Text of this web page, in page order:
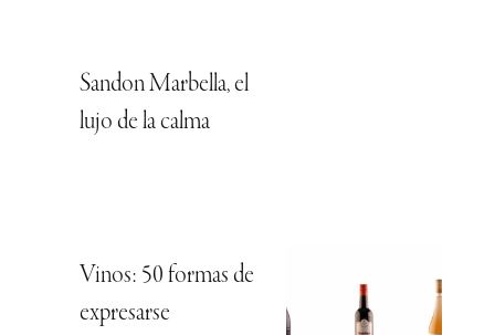
Sandon Marbella, el
lujo de la calma
Vinos: 50 formas de
expresarse